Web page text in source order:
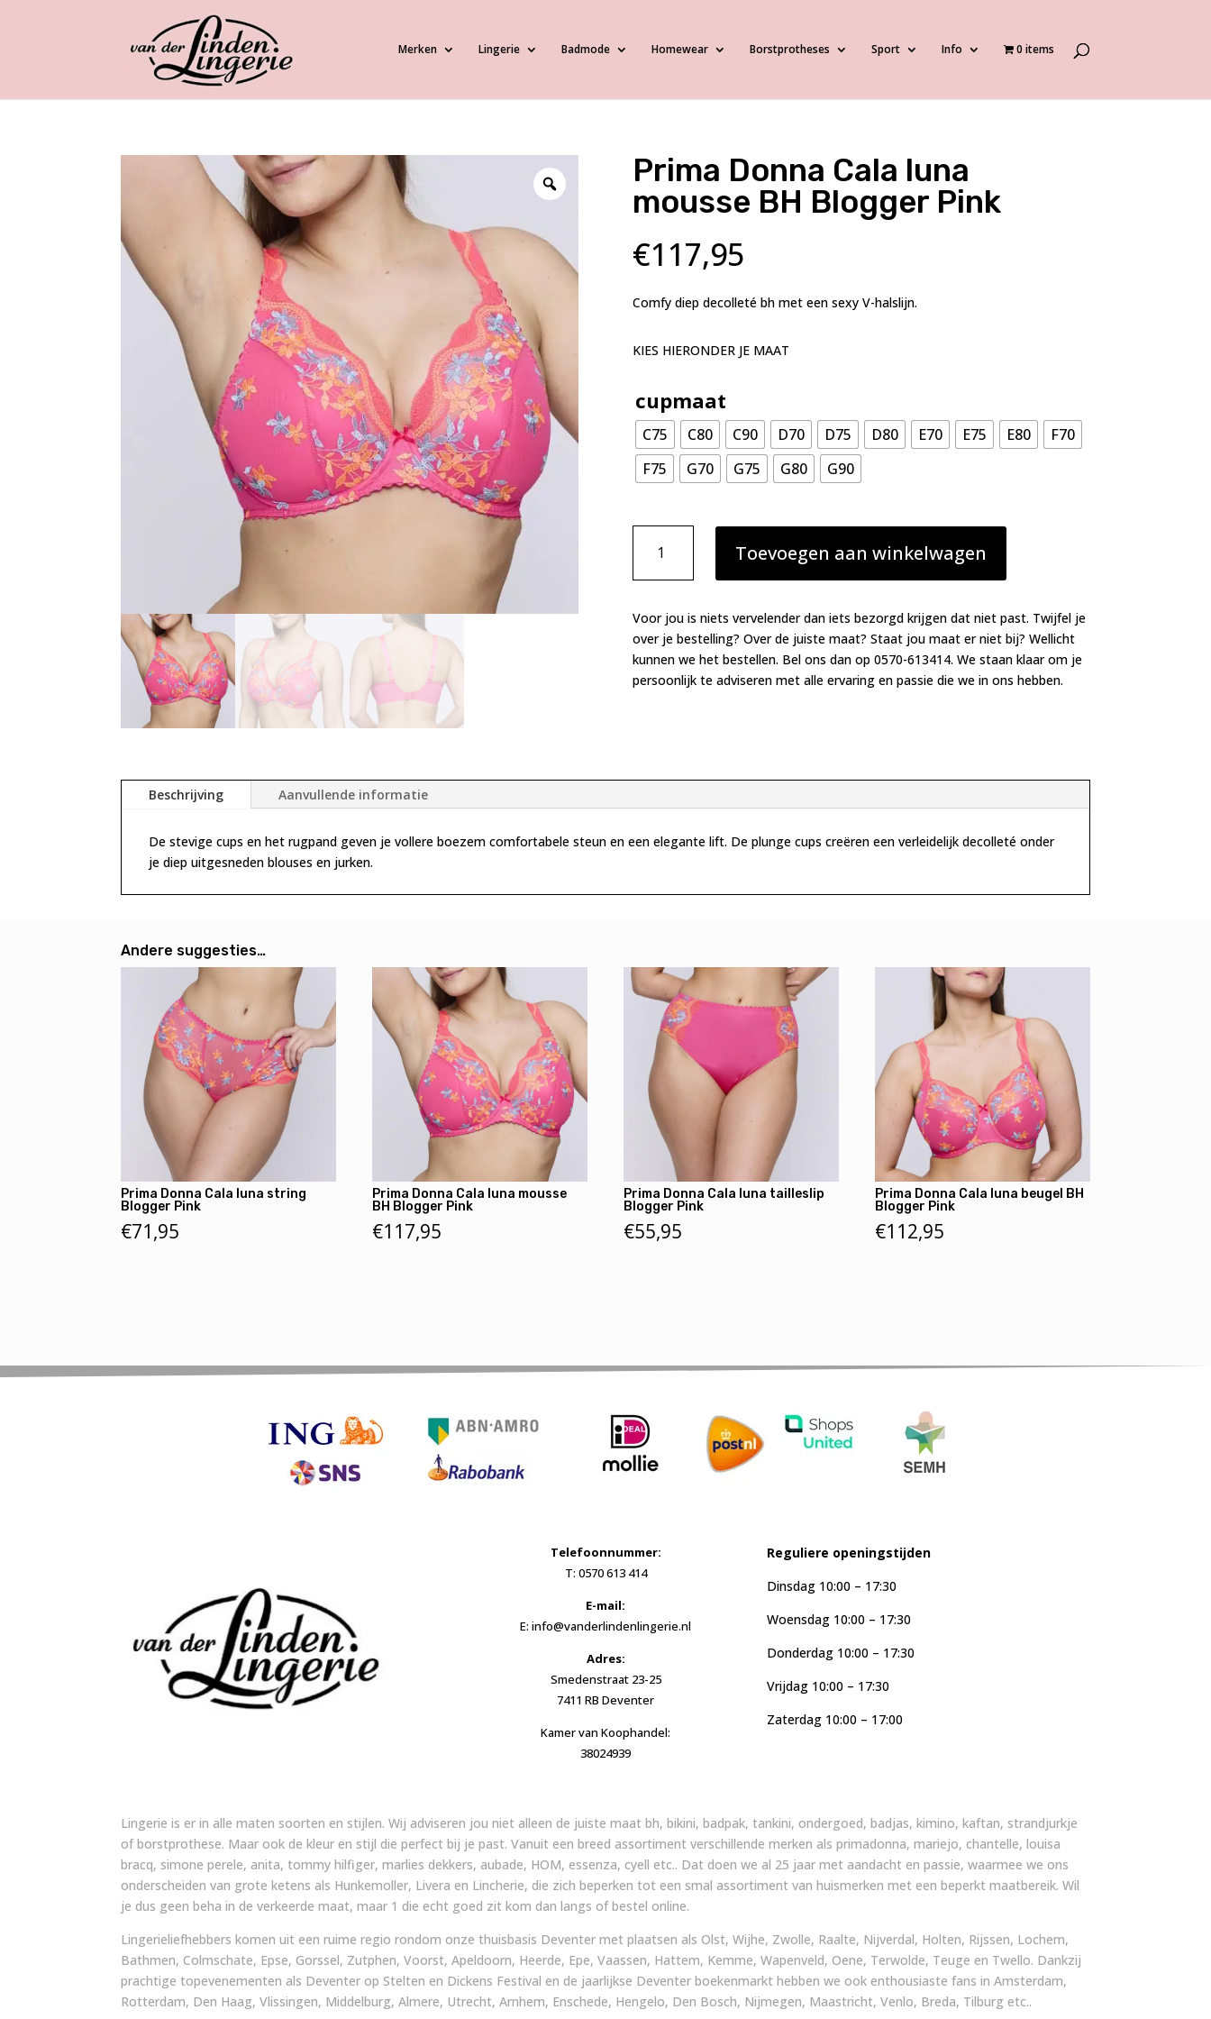
Merken Lingerie Badmode Homewear Borstprotheses Sport Info 0 items
Prima Donna Cala luna
mousse BH Blogger Pink
€117,95
Comfy diep decolleté bh met een sexy V-halslijn.
KIES HIERONDER JE MAAT
cupmaat
C75 C80 C90 D70 D75 D80 E70 E75 E80
F70
F75
G70 G75 G80 G90
Prima
Donna
Cala
mousse
BH
Blogger
Pink
Toevoegen aan winkelwagen
Voor jou is niets vervelender dan iets bezorgd krijgen dat niet past. Twijfel je
over je bestelling? Over de juiste maat? Staat jou maat er niet bij? Wellicht
kunnen we het bestellen. Bel ons dan op 0570-613414. We staan klaar om je
persoonlijk te adviseren met alle ervaring en passie die we in ons hebben.
Beschrijving Aanvullende informatie
De stevige cups en het rugpand geven je vollere boezem comfortabele steun en een elegante lift. De plunge cups creëren een verleidelijk decolleté onder
je diep uitgesneden blouses en jurken.
Andere suggesties…
Prima Donna Cala luna string
Blogger Pink
€71,95
Prima Donna Cala luna mousse
BH Blogger Pink
€117,95
Prima Donna Cala luna tailleslip
Blogger Pink
€55,95
Prima Donna Cala luna beugel BH
Blogger Pink
€112,95
Telefoonnummer:
T: 0570 613 414
E-mail:
E: info@vanderlindenlingerie.nl
Adres:
Smedenstraat 23-25
7411 RB Deventer
Kamer van Koophandel:
38024939
Reguliere openingstijden
Dinsdag 10:00 – 17:30
Woensdag 10:00 – 17:30
Donderdag 10:00 – 17:30
Vrijdag 10:00 – 17:30
Zaterdag 10:00 – 17:00
Lingerie is er in alle maten soorten en stijlen. Wij adviseren jou niet alleen de juiste maat bh, bikini, badpak, tankini, ondergoed, badjas, kimino, kaftan, strandjurkje
of borstprothese. Maar ook de kleur en stijl die perfect bij je past. Vanuit een breed assortiment verschillende merken als primadonna, mariejo, chantelle, louisa
bracq, simone perele, anita, tommy hilfiger, marlies dekkers, aubade, HOM, essenza, cyell etc.. Dat doen we al 25 jaar met aandacht en passie, waarmee we ons
onderscheiden van grote ketens als Hunkemoller, Livera en Lincherie, die zich beperken tot een smal assortiment van huismerken met een beperkt maatbereik. Wil
je dus geen beha in de verkeerde maat, maar 1 die echt goed zit kom dan langs of bestel online.
Lingerieliefhebbers komen uit een ruime regio rondom onze thuisbasis Deventer met plaatsen als Olst, Wijhe, Zwolle, Raalte, Nijverdal, Holten, Rijssen, Lochem,
Bathmen, Colmschate, Epse, Gorssel, Zutphen, Voorst, Apeldoorn, Heerde, Epe, Vaassen, Hattem, Kemme, Wapenveld, Oene, Terwolde, Teuge en Twello. Dankzij
prachtige topevenementen als Deventer op Stelten en Dickens Festival en de jaarlijkse Deventer boekenmarkt hebben we ook enthousiaste fans in Amsterdam,
Rotterdam, Den Haag, Vlissingen, Middelburg, Almere, Utrecht, Arnhem, Enschede, Hengelo, Den Bosch, Nijmegen, Maastricht, Venlo, Breda, Tilburg etc..